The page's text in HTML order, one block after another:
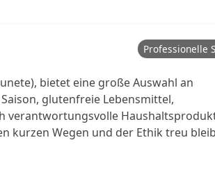
Professionelle
bietet eine große Auswahl an
glutenfreie Lebensmittel,
verantwortungsvolle
kurzen Wegen und der Ethik treu